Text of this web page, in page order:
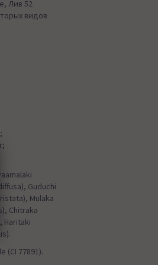
Лив 52
видов
Guduchi
Mulaka
Chitraka
Haritaki
(CI 77891).